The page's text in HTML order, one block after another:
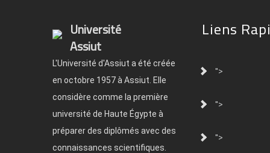
Université
Assiut
L'Université d'Assiut a été créée
en octobre 1957 à Assiut. Elle
considère comme la première
université de Haute Égypte à
préparer des diplômés avec des
connaissances scientifiques.
Liens
">
">
">